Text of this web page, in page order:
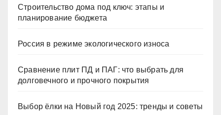
Строительство дома под ключ: этапы и
планирование бюджета
Россия в режиме экологического износа
Сравнение плит ПД и ПАГ: что выбрать для
долговечного и прочного покрытия
Выбор ёлки на Новый год 2025: тренды и советы